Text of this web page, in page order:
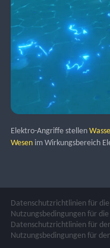
Elektro-Angriffe stellen
Wesen im Wirkungsbereich
Datenschutzrichtlinien für
Nutzungsbedingungen für
Datenschutzrichtlinien für
Nutzungsbedingungen für